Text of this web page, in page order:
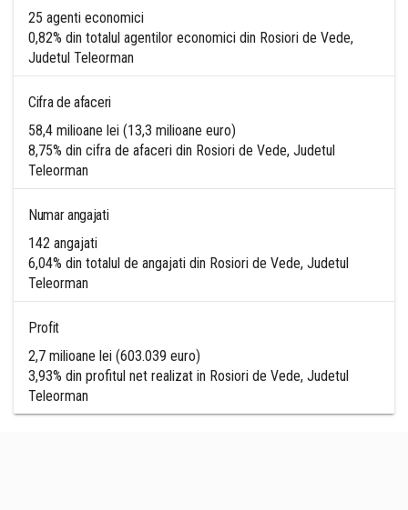
25 agenti economici
0,82% din totalul agentilor economici din Rosiori de Vede,
Judetul Teleorman
Cifra de afaceri
58,4 milioane lei (13,3 milioane euro)
8,75% din cifra de afaceri din Rosiori de Vede, Judetul
Teleorman
Numar angajati
142 angajati
6,04% din totalul de angajati din Rosiori de Vede, Judetul
Teleorman
Profit
2,7 milioane lei (603.039 euro)
3,93% din profitul net realizat in Rosiori de Vede, Judetul
Teleorman